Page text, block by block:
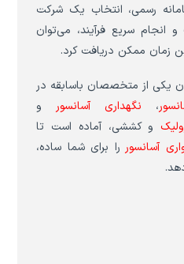
رسمی، انتخاب یک شرکت
انجام سریع فرآیند، می‌توان
زمان ممکن دریافت کرد.
یکی از متخصصان باسابقه در
، نگهداری آسانسور و
و کششی، آماده است تا
آسانسوررا برای شما ساده،